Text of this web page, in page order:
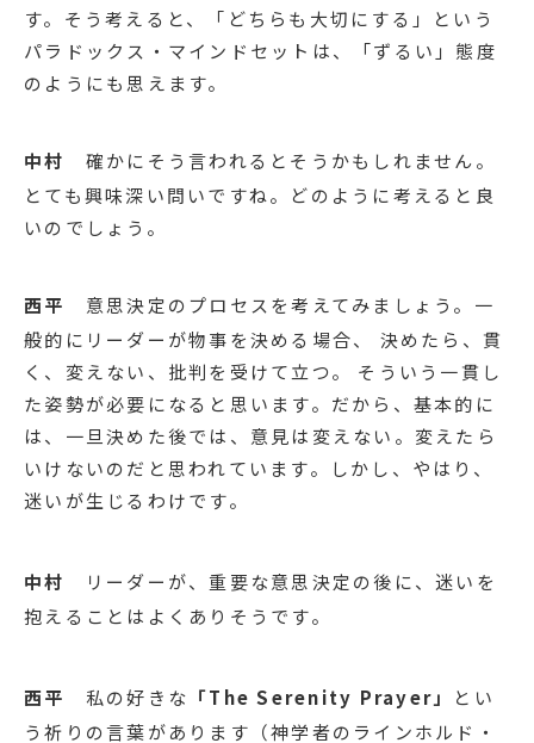
す。そう考えると、「どちらも大切にする」という
パラドックス・マインドセットは、「ずるい」態度
のようにも思えます。
中村
確かにそう言われるとそうかもしれません。
とても興味深い問いですね。どのように考えると良
いのでしょう。
西平
意思決定のプロセスを考えてみましょう。一
般的にリーダーが物事を決める場合、 決めたら、貫
く、変えない、批判を受けて立つ。 そういう一貫し
た姿勢が必要になると思います。だから、基本的に
は、一旦決めた後では、意見は変えない。変えたら
いけないのだと思われています。しかし、やはり、
迷いが生じるわけです。
中村
リーダーが、重要な意思決定の後に、迷いを
抱えることはよくありそうです。
西平 私の好きな 「The Serenity Prayer」
とい
う祈りの言葉があります（神学者のラインホルド・